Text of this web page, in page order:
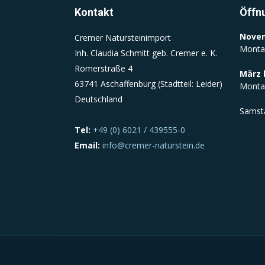
Kontakt
Cremer Natursteinimport
Inh. Claudia Schmitt geb. Cremer e. K.
Römerstraße 4
63741 Aschaffenburg (Stadtteil: Leider)
Deutschland
Tel: +49 (0) 6021 / 439555-0
Email: info@cremer-naturstein.de
März